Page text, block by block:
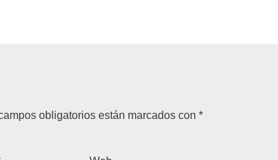
obligatorios están marcados con *